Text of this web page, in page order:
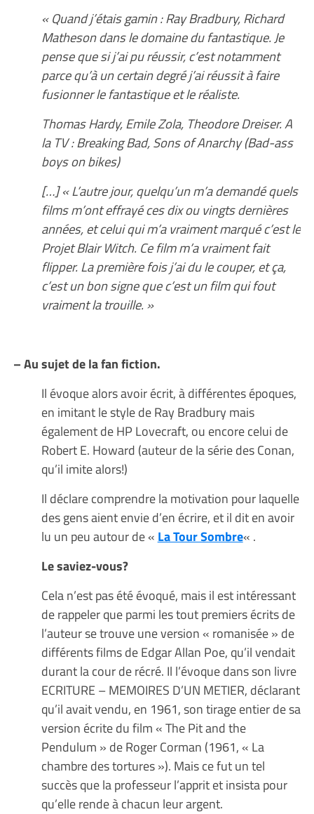
« Quand j’étais gamin : Ray Bradbury, Richard
Matheson dans le domaine du fantastique. Je
pense que si j’ai pu réussir, c’est notamment
parce qu’à un certain degré j’ai réussit à faire
fusionner le fantastique et le réaliste.
Thomas Hardy, Emile Zola, Theodore Dreiser. A
la TV : Breaking Bad, Sons of Anarchy (Bad-ass
boys on bikes)
[…] « L’autre jour, quelqu’un m’a demandé quels
films m’ont effrayé ces dix ou vingts dernières
années, et celui qui m’a vraiment marqué c’est le
Projet Blair Witch. Ce film m’a vraiment fait
flipper. La première fois j’ai du le couper, et ça,
c’est un bon signe que c’est un film qui fout
vraiment la trouille. »
– Au sujet de la fan fiction.
Il évoque alors avoir écrit, à différentes époques,
en imitant le style de Ray Bradbury mais
également de HP Lovecraft, ou encore celui de
Robert E. Howard (auteur de la série des Conan,
qu’il imite alors!)
Il déclare comprendre la motivation pour laquelle
des gens aient envie d’en écrire, et il dit en avoir
lu un peu autour de « La Tour Sombre« .
Le saviez-vous?
Cela n’est pas été évoqué, mais il est intéressant
de rappeler que parmi les tout premiers écrits de
l’auteur se trouve une version « romanisée » de
différents films de Edgar Allan Poe, qu’il vendait
durant la cour de récré. Il l’évoque dans son livre
ECRITURE – MEMOIRES D’UN METIER, déclarant
qu’il avait vendu, en 1961, son tirage entier de sa
version écrite du film « The Pit and the
Pendulum » de Roger Corman (1961, « La
chambre des tortures »). Mais ce fut un tel
succès que la professeur l’apprit et insista pour
qu’elle rende à chacun leur argent.